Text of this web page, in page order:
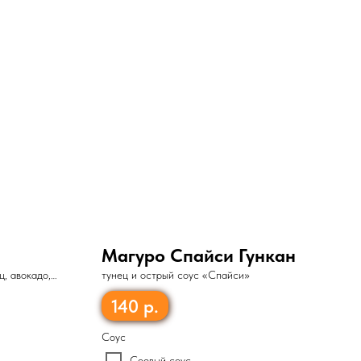
авокадо,
Магуро Спайси Гункан
тунец и острый соус «Спайси»
140 р.
Соус